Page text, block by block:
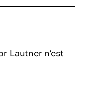
Lautner n’est